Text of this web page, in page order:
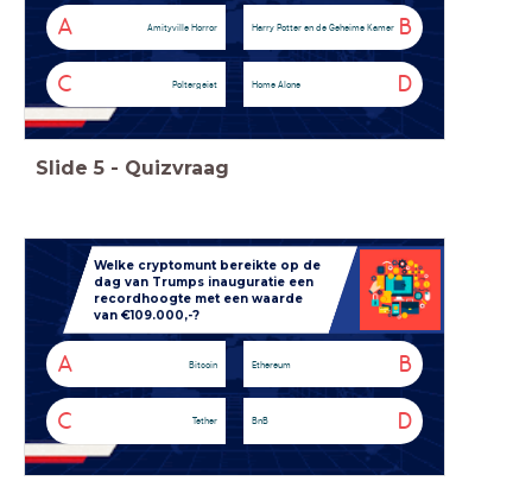
A Amityville Horror B
Harry Potter en de Geheime Kamer
C Poltergeist D
Home Alone
Slide 5 - Quizvraag
Welke cryptomunt bereikte op de
dag van Trumps inauguratie een
recordhoogte met een waarde
van €109.000,-?
A Bitcoin B
Ethereum
C Tether D
BnB